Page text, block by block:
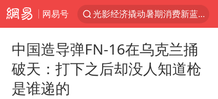
网易号
光影经济撬动暑期消费新蓝海
马克·艾伦退出斯诺克中国公开赛
微信又有新功能，你可以“撤回”你的撤回了！
中国造导弹FN-16在乌克兰捅
破天：打下之后却没人知道枪
是谁递的